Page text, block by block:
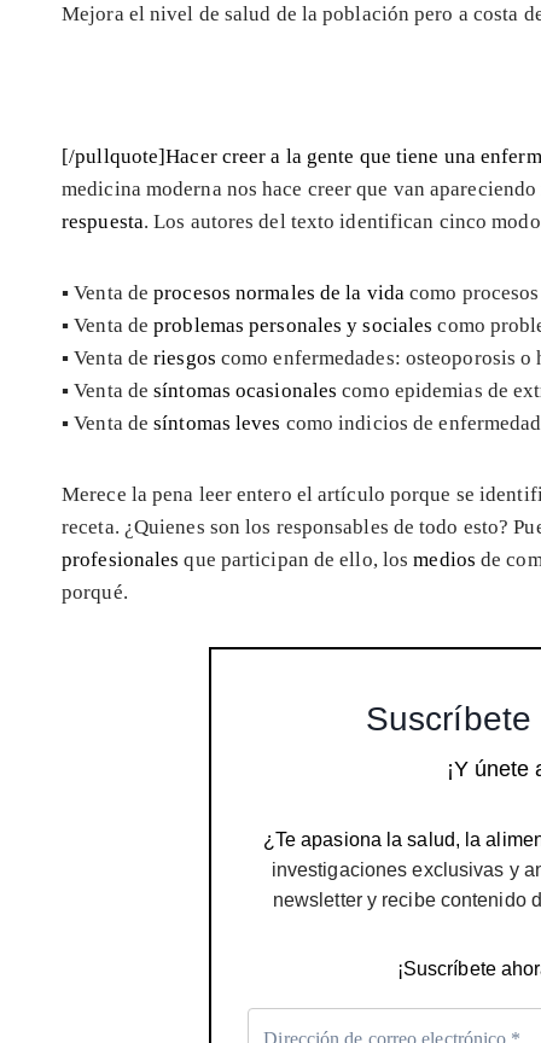
Mejora el nivel de salud de la población pero a costa
[/pullquote]Hacer creer a la gente que tiene una
medicina moderna nos hace creer que van apareciendo
respuesta. Los autores del texto identifican cinco
▪ Venta deprocesos normales de la vidacomo
▪ Venta deproblemas personales y sociales como
▪ Venta deriesgos como enfermedades: osteoporosis
▪ Venta desíntomas ocasionales como epidemias de
▪ Venta desíntomas leves como indicios de
Merece la pena leer entero el artículo porque se
receta. ¿Quienes son los responsables de todo esto?
profesionales que participan de ello, losmedios de
porqué.
Suscríbete
¡Y únete
¿Te apasiona la salud, la
investigaciones exclusivas y
newsletter y recibe contenido
¡Suscríbete